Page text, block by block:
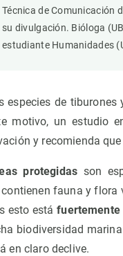
Técnica de Comunicación
su divulgación. Bióloga
estudiante Humanidades
especies de
motivo, un estudio
y recomienda
protegidas son
fauna y flora
esto estáfuertemente
biodiversidad
en claro declive.